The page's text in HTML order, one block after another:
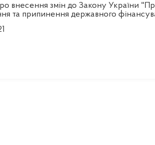
внесення змін до Закону України
та припинення державного